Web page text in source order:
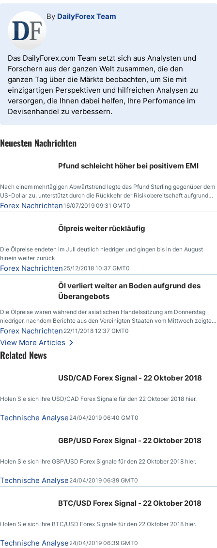
By DailyForex Team
Das DailyForex.com Team setzt sich aus Analysten und
Forschern aus der ganzen Welt zusammen, die den
ganzen Tag über die Märkte beobachten, um Sie mit
einzigartigen Perspektiven und hilfreichen Analysen zu
versorgen, die Ihnen dabei helfen, Ihre Perfomance im
Devisenhandel zu verbessern.
Neuesten Nachrichten
Pfund schleicht höher bei positivem EMI
Nach einem mehrtägigen Abwärtstrend legte das Pfund Sterling gegenüber dem
US-Dollar zu, unterstützt durch die Rückkehr der Risikobereitschaft aufgrund
der Nachricht,
Forex Nachrichten16/07/2019 09:31 GMT0
Ölpreis weiter rückläufig
Die Ölpreise endeten im Juli deutlich niedriger und gingen bis in den August
hinein weiter zurück
Forex Nachrichten 25/12/2018 10:37 GMT0
Öl verliert weiter an Boden aufgrund des
Überangebots
Die Ölpreise waren während der asiatischen Handelssitzung am Donnerstag
niedriger, nachdem Berichte aus den Vereinigten Staaten vom Mittwoch zeigten,
dass die US-Rohöllagerbestände den höchsten Stand seit Dezember 2017
erreichten.
Forex Nachrichten 22/11/2018 12:37 GMT0
View More Articles
Related News
USD/CAD Forex Signal - 22 Oktober 2018
Holen Sie sich Ihre USD/CAD Forex Signale für den 22 Oktober 2018 hier.
Technische Analyse 24/04/2019 06:40 GMT0
GBP/USD Forex Signal - 22 Oktober 2018
Holen Sie sich Ihre GBP/USD Forex Signale für den 22 Oktober 2018 hier.
Technische Analyse 24/04/2019 06:39 GMT0
BTC/USD Forex Signal - 22 Oktober 2018
Holen Sie sich Ihre BTC/USD Forex Signale für den 22 Oktober 2018 hier.
Technische Analyse 24/04/2019 06:39 GMT0